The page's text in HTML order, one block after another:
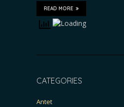
READ MORE
CATEGORIES
Antet